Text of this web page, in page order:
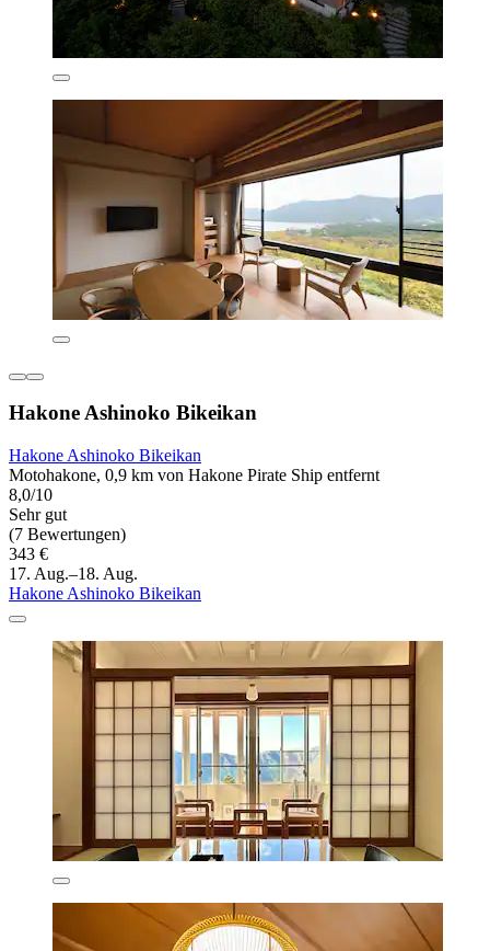
Hakone Ashinoko Bikeikan
Hakone Ashinoko Bikeikan
Motohakone, 0,9 km von Hakone Pirate Ship entfernt
8,0/10
Sehr gut
(7 Bewertungen)
343 €
17. Aug.–18. Aug.
Hakone Ashinoko Bikeikan